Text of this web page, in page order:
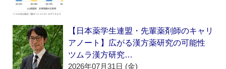
【日本薬学生連盟・先輩薬剤師のキャリ
アノート】広がる漢方薬研究の可能性
ツムラ漢方研究…
2026年07月31日 (金)